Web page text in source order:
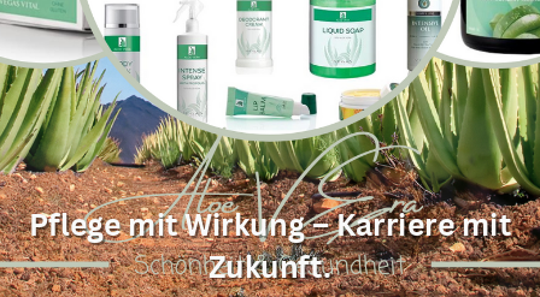
Pflege mit Wirkung – Karriere mit
Zukunft.